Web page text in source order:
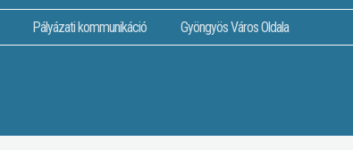
Pályázati kommunikáció Gyöngyös Város Oldala